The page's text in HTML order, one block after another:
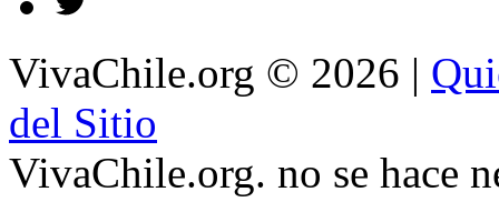
VivaChile.org © 2026 |
del Sitio
VivaChile.org. no se hace